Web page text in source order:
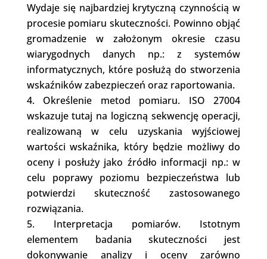
Wydaje się najbardziej krytyczną czynnością w
procesie pomiaru skuteczności. Powinno objąć
gromadzenie w założonym okresie czasu
wiarygodnych danych np.: z systemów
informatycznych, które posłużą do stworzenia
wskaźników zabezpieczeń oraz raportowania.
Określenie metod pomiaru. ISO 27004
wskazuje tutaj na logiczną sekwencję operacji,
realizowaną w celu uzyskania wyjściowej
wartości wskaźnika, który będzie możliwy do
oceny i posłuży jako źródło informacji np.: w
celu poprawy poziomu bezpieczeństwa lub
potwierdzi skuteczność zastosowanego
rozwiązania.
Interpretacja pomiarów. Istotnym
elementem badania skuteczności jest
dokonywanie analizy i oceny zarówno